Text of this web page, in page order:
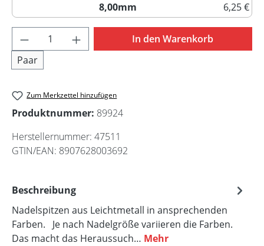
8,00mm
6,25 €
8,00mm
Produkt Anzahl: Gib den gewünschten
Paar
In den Warenkorb
Zum Merkzettel hinzufügen
Produktnummer: 89924
Herstellernummer: 47511
GTIN/EAN: 8907628003692
Beschreibung
Nadelspitzen aus Leichtmetall in ansprechenden
Farben. Je nach Nadelgröße variieren die Farben.
Das macht das Heraussuch… Mehr